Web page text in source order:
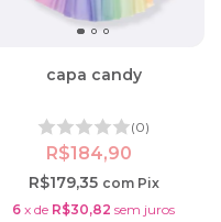
capa candy
(0)
R$184,90
R$179,35 com Pix
6 xde R$30,82 sem juros